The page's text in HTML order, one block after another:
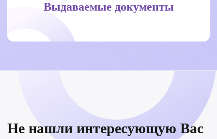
Выдаваемые документы
Не нашли интересующую Вас